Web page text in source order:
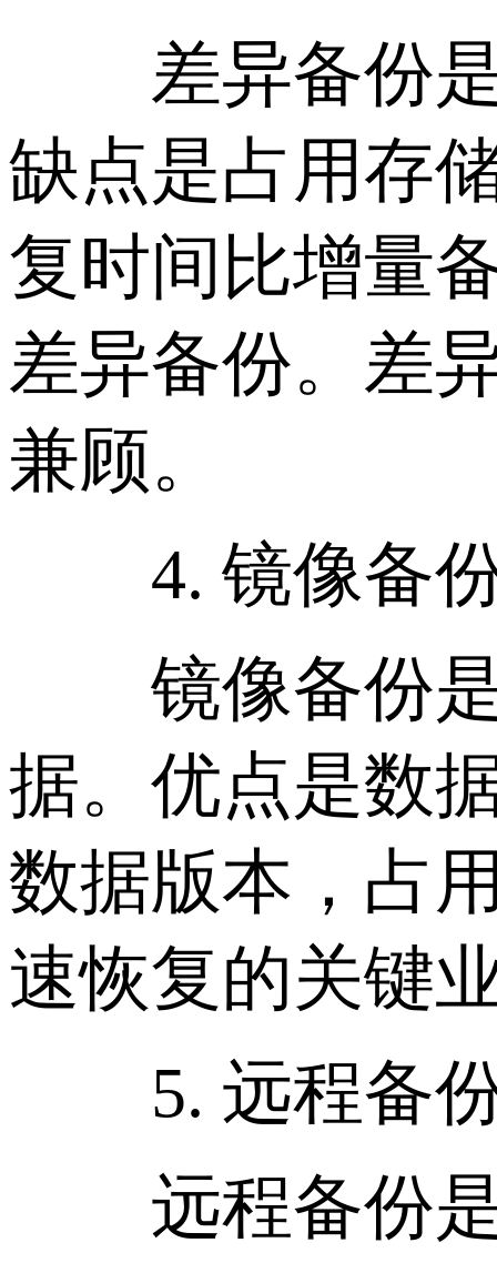
差异备份是
缺点是占用存
复时间比增量
差异备份。差
兼顾。
4. 镜像备
镜像备份是
据。优点是数
数据版本，占
速恢复的关键
5. 远程备
远程备份是